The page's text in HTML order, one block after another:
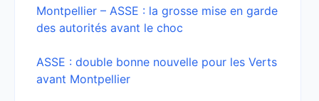
Montpellier – ASSE : la grosse mise en garde
des autorités avant le choc
ASSE : double bonne nouvelle pour les Verts
avant Montpellier